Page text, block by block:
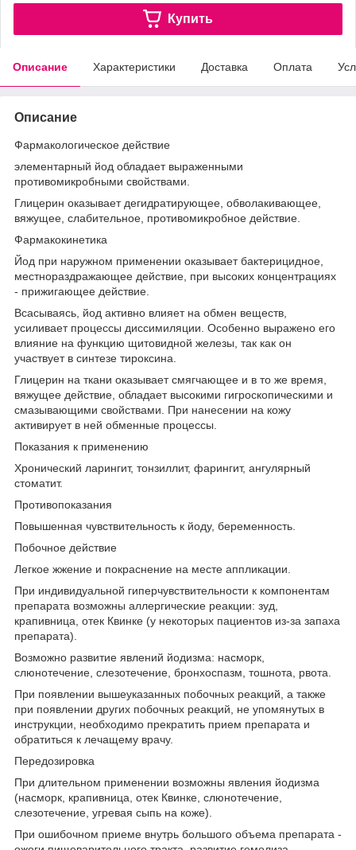
Купить
Описание Характеристики Доставка Оплата
Описание
Фармакологическое действие
элементарный йод обладает выраженными
противомикробными свойствами.
Глицерин оказывает дегидратирующее, обволакивающее,
вяжущее, слабительное, противомикробное действие.
Фармакокинетика
Йод при наружном применении оказывает бактерицидное,
местнораздражающее действие, при высоких концентрациях
- прижигающее действие.
Всасываясь, йод активно влияет на обмен веществ,
усиливает процессы диссимиляции. Особенно выражено его
влияние на функцию щитовидной железы, так как он
участвует в синтезе тироксина.
Глицерин на ткани оказывает смягчающее и в то же время,
вяжущее действие, обладает высокими гигроскопическими и
смазывающими свойствами. При нанесении на кожу
активирует в ней обменные процессы.
Показания к применению
Хронический ларингит, тонзиллит, фарингит, ангулярный
стоматит.
Противопоказания
Повышенная чувствительность к йоду, беременность.
Побочное действие
Легкое жжение и покраснение на месте аппликации.
При индивидуальной гиперчувствительности к компонентам
препарата возможны аллергические реакции: зуд,
крапивница, отек Квинке (у некоторых пациентов из-за запаха
препарата).
Возможно развитие явлений йодизма: насморк,
слюнотечение, слезотечение, бронхоспазм, тошнота, рвота.
При появлении вышеуказанных побочных реакций, а также
при появлении других побочных реакций, не упомянутых в
инструкции, необходимо прекратить прием препарата и
обратиться к лечащему врачу.
Передозировка
При длительном применении возможны явления йодизма
(насморк, крапивница, отек Квинке, слюнотечение,
слезотечение, угревая сыпь на коже).
При ошибочном приеме внутрь большого объема препарата -